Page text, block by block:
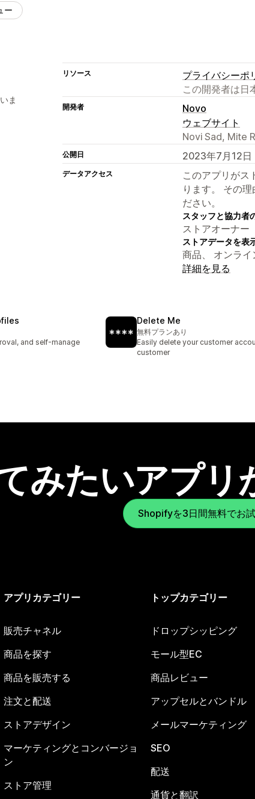
ー
ま
リソース
プライバシーポ
この開発者は日
開発者
Novo
ウェブサイト
Novi Sad, Mite
公開日 2023年7月12日
データアクセス
このアプリがス
ります。 その
ださい。
スタッフと協力者
ストアオーナー
ストアデータを表
商品、 オンライ
詳細を見る
and self-manage
Delete Me
無料プランあり
Easily delete your customer
customer
みたいアプリ
Shopifyを3日間無料でお
アプリカテゴリー
販売チャネル
商品を探す
商品を販売する
注文と配送
ストアデザイン
マーケティングとコンバージョ
ン
ストア管理
トップカテゴリー
ドロップシッピング
モール型EC
商品レビュー
アップセルとバンドル
メールマーケティング
SEO
配送
通貨と翻訳